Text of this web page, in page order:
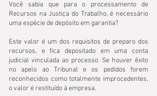
Você sabia que para o processamento de
Recursos na Justiça do Trabalho, é necessário
uma espécie de depósito em garantia?
Este valor é um dos requisitos de preparo dos
recursos, e fica depositado em uma conta
judicial vinculada ao processo. Se houver êxito
no apelo ao Tribunal e os pedidos forem
reconhecidos como totalmente improcedentes,
o valor é restituído à empresa.